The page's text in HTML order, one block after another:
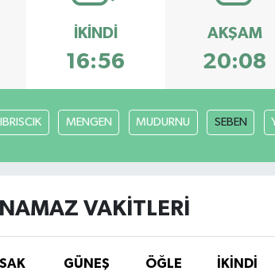
İKINDI
16:56
AKŞAM
20:08
MENGEN MUDURNU SEBEN
VAKITLERI
GÜNEŞ ÖĞLE İKINDI